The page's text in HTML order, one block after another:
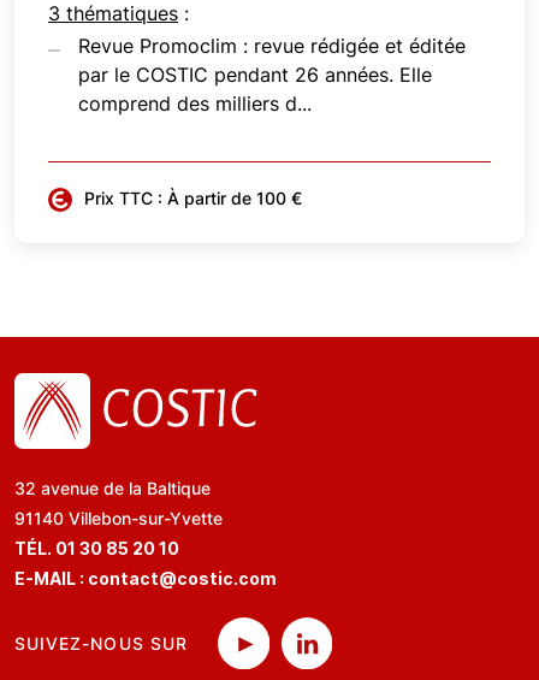
3 thématiques :
Revue Promoclim : revue rédigée et éditée
par le COSTIC pendant 26 années. Elle
comprend des milliers d...
Prix TTC : À partir de 100 €
32 avenue de la Baltique
91140 Villebon-sur-Yvette
TÉL. 01 30 85 20 10
E-MAIL : contact@costic.com
SUIVEZ-NOUS SUR